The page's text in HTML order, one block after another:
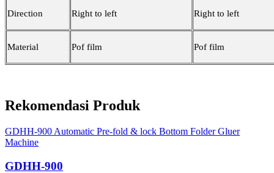
Direction Right to left Right to left
Material Pof film Pof film
Rekomendasi Produk
GDHH-900 Automatic Pre-fold & lock Bottom Folder Gluer
Machine
GDHH-900